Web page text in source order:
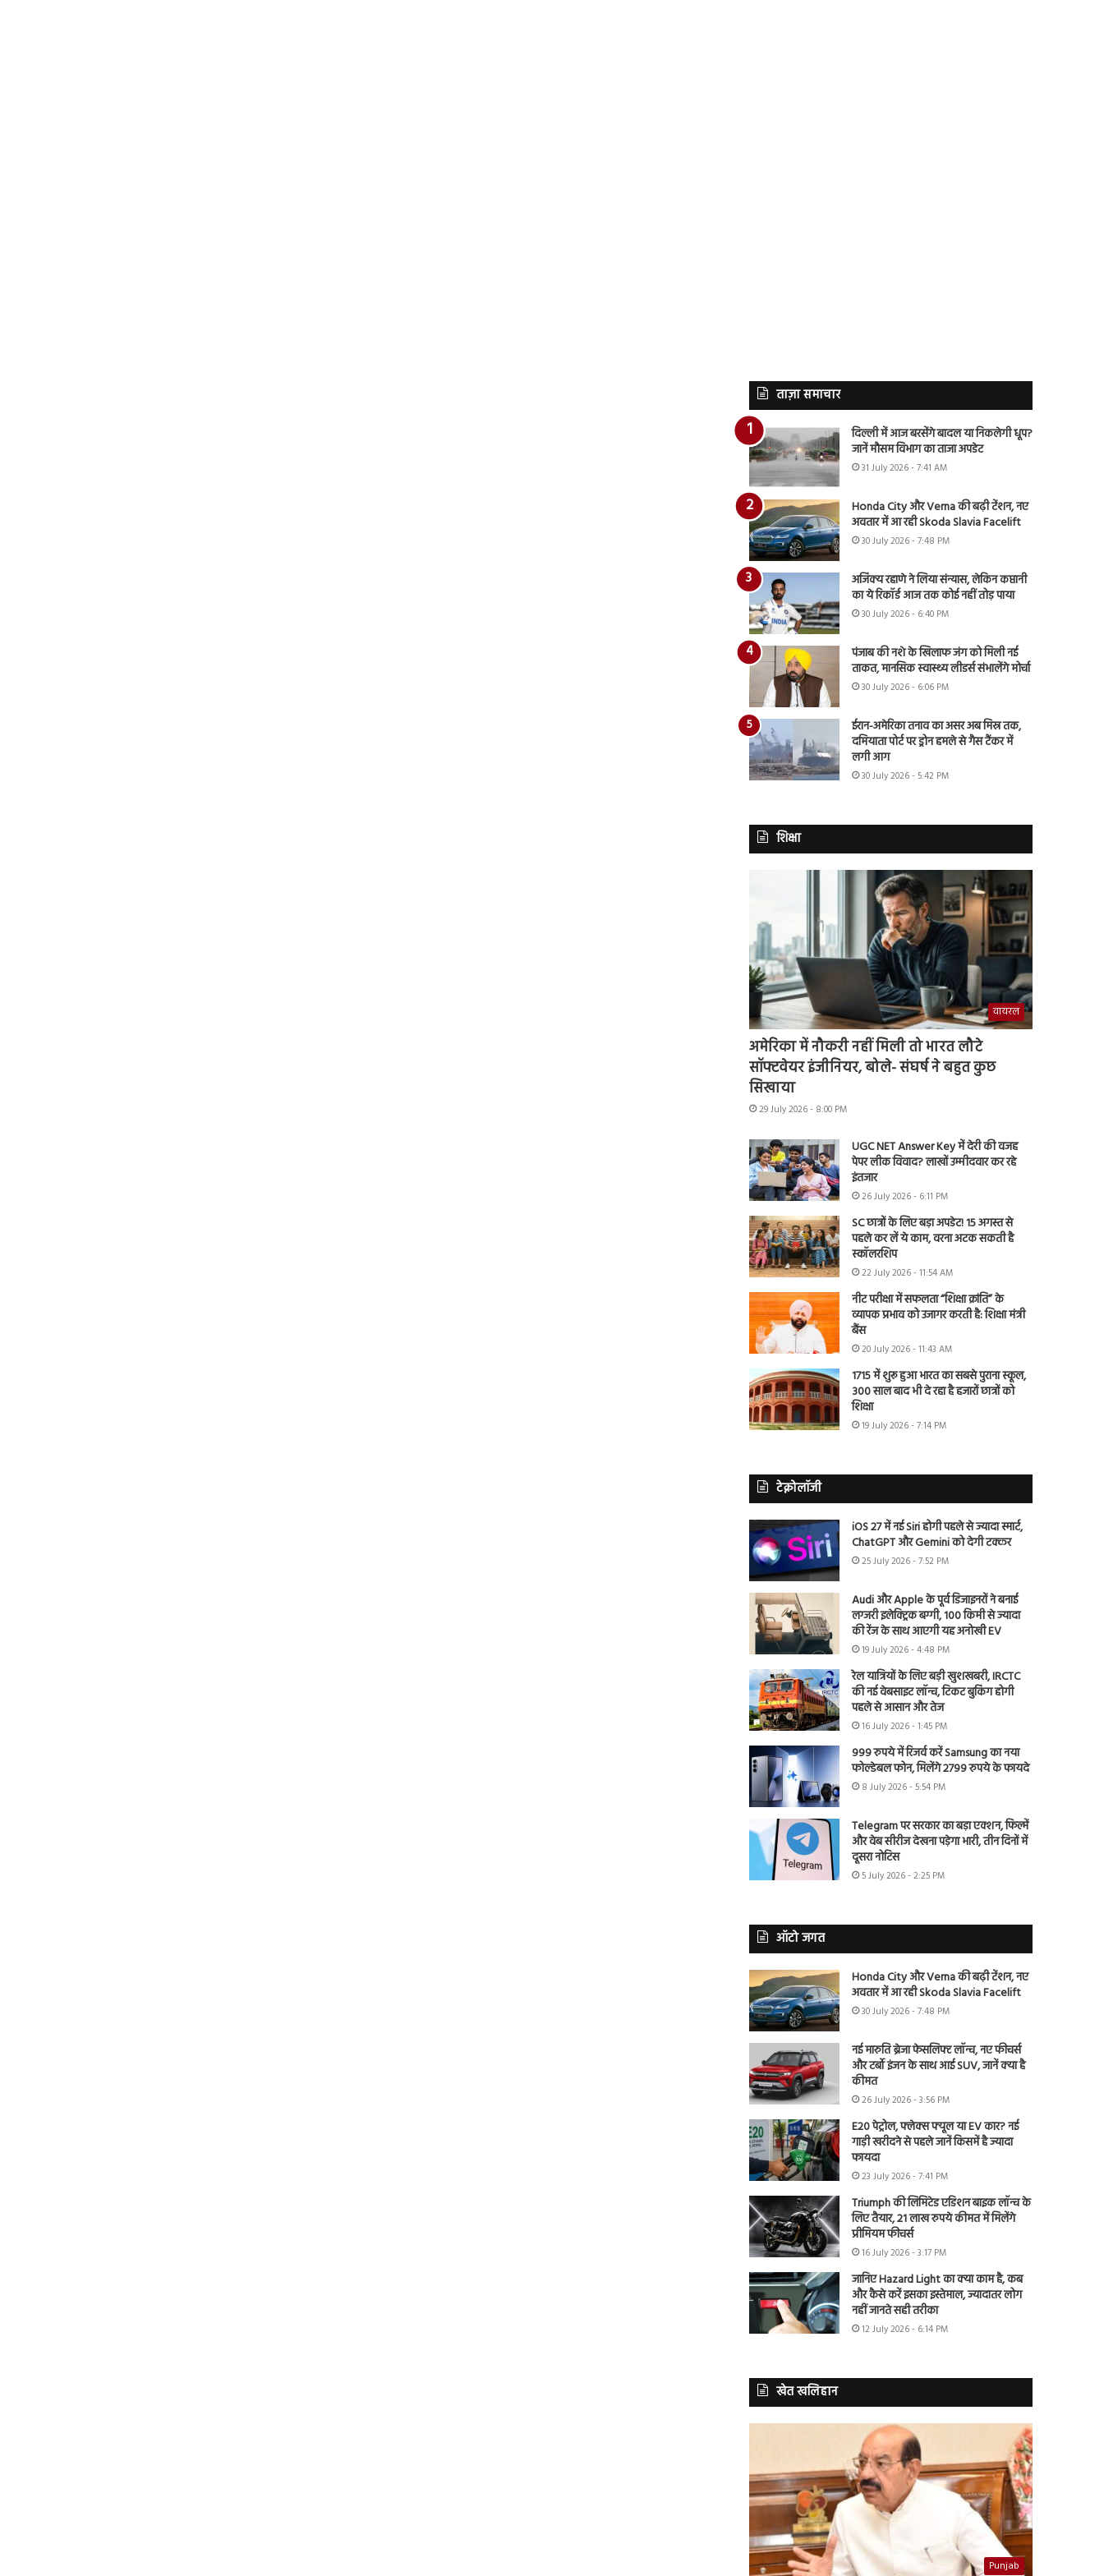
ताज़ा समाचार
दिल्ली में आज बरसेंगे बादल या निकलेगी धूप?
जानें मौसम विभाग का ताजा अपडेट
31 July 2026 - 7:41 AM
Honda City और Verna की बढ़ी टेंशन, नए
अवतार में आ रही Skoda Slavia Facelift
30 July 2026 - 7:48 PM
अजिंक्य रहाणे ने लिया संन्यास, लेकिन कप्तानी
का ये रिकॉर्ड आज तक कोई नहीं तोड़ पाया
30 July 2026 - 6:40 PM
पंजाब की नशे के खिलाफ जंग को मिली नई
ताकत, मानसिक स्वास्थ्य लीडर्स संभालेंगे मोर्चा
30 July 2026 - 6:06 PM
ईरान-अमेरिका तनाव का असर अब मिस्र तक,
दमियाता पोर्ट पर ड्रोन हमले से गैस टैंकर में
लगी आग
30 July 2026 - 5:42 PM
शिक्षा
वायरल
अमेरिका में नौकरी नहीं मिली तो भारत लौटे
सॉफ्टवेयर इंजीनियर, बोले- संघर्ष ने बहुत कुछ
सिखाया
29 July 2026 - 8:00 PM
UGC NET Answer Key में देरी की वजह
पेपर लीक विवाद? लाखों उम्मीदवार कर रहे
इंतजार
26 July 2026 - 6:11 PM
SC छात्रों के लिए बड़ा अपडेट! 15 अगस्त से
पहले कर लें ये काम, वरना अटक सकती है
स्कॉलरशिप
22 July 2026 - 11:54 AM
नीट परीक्षा में सफलता “शिक्षा क्रांति” के
व्यापक प्रभाव को उजागर करती है: शिक्षा मंत्री
बैंस
20 July 2026 - 11:43 AM
1715 में शुरू हुआ भारत का सबसे पुराना स्कूल,
300 साल बाद भी दे रहा है हजारों छात्रों को
शिक्षा
19 July 2026 - 7:14 PM
टेक्नोलॉजी
iOS 27 में नई Siri होगी पहले से ज्यादा स्मार्ट,
ChatGPT और Gemini को देगी टक्कर
25 July 2026 - 7:52 PM
Audi और Apple के पूर्व डिजाइनरों ने बनाई
लग्जरी इलेक्ट्रिक बग्गी, 100 किमी से ज्यादा
की रेंज के साथ आएगी यह अनोखी EV
19 July 2026 - 4:48 PM
रेल यात्रियों के लिए बड़ी खुशखबरी, IRCTC
की नई वेबसाइट लॉन्च, टिकट बुकिंग होगी
पहले से आसान और तेज
16 July 2026 - 1:45 PM
999 रुपये में रिजर्व करें Samsung का नया
फोल्डेबल फोन, मिलेंगे 2799 रुपये के फायदे
8 July 2026 - 5:54 PM
Telegram पर सरकार का बड़ा एक्शन, फिल्में
और वेब सीरीज देखना पड़ेगा भारी, तीन दिनों में
दूसरा नोटिस
5 July 2026 - 2:25 PM
ऑटो जगत
Honda City और Verna की बढ़ी टेंशन, नए
अवतार में आ रही Skoda Slavia Facelift
30 July 2026 - 7:48 PM
नई मारुति ब्रेजा फेसलिफ्ट लॉन्च, नए फीचर्स
और टर्बो इंजन के साथ आई SUV, जानें क्या है
कीमत
26 July 2026 - 3:56 PM
E20 पेट्रोल, फ्लेक्स फ्यूल या EV कार? नई
गाड़ी खरीदने से पहले जानें किसमें है ज्यादा
फायदा
23 July 2026 - 7:41 PM
Triumph की लिमिटेड एडिशन बाइक लॉन्च के
लिए तैयार, 21 लाख रुपये कीमत में मिलेंगे
प्रीमियम फीचर्स
16 July 2026 - 3:17 PM
जानिए Hazard Light का क्या काम है, कब
और कैसे करें इसका इस्तेमाल, ज्यादातर लोग
नहीं जानते सही तरीका
12 July 2026 - 6:14 PM
खेत खलिहान
Punjab